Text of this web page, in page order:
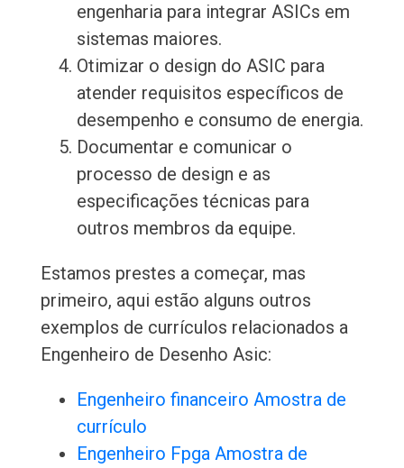
engenharia para integrar ASICs em
sistemas maiores.
Otimizar o design do ASIC para
atender requisitos específicos de
desempenho e consumo de energia.
Documentar e comunicar o
processo de design e as
especificações técnicas para
outros membros da equipe.
Estamos prestes a começar, mas
primeiro, aqui estão alguns outros
exemplos de currículos relacionados a
Engenheiro de Desenho Asic:
Engenheiro financeiro Amostra de
currículo
Engenheiro Fpga Amostra de